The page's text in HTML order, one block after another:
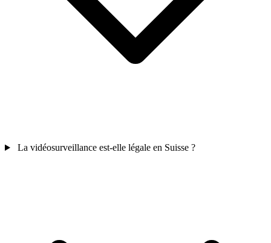
La vidéosurveillance est-elle légale en Suisse ?